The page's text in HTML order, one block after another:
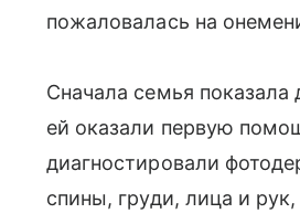
пожаловалась на
Сначала семья
ей оказали первую
диагностировали
спины, груди, лица и